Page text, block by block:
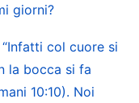
che peccare
la sera. In
per il peccato
non sarà in
giorni?
col cuore si
la bocca si fa
10:10). Noi